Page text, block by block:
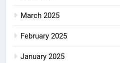
March 2025
February 2025
January 2025